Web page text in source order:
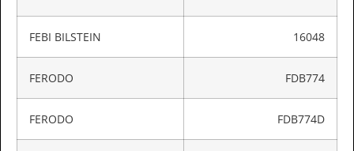
FEBI BILSTEIN 16048
FERODO FDB774
FERODO FDB774D